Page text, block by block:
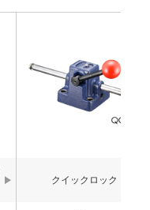
クイックロック